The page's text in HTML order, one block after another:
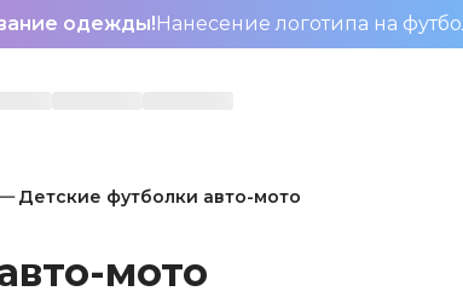
одежды!Нанесение логотипа на
Детские футболки авто-мото
мото